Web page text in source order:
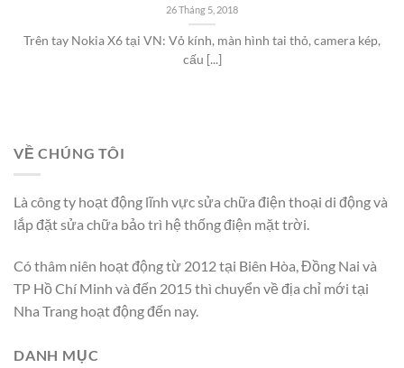
26 Tháng 5, 2018
Trên tay Nokia X6 tại VN: Vỏ kính, màn hình tai thỏ, camera kép,
cấu [...]
VỀ CHÚNG TÔI
Là công ty hoạt động lĩnh vực sửa chữa điện thoại di động và
lắp đặt sửa chữa bảo trì hệ thống điện mặt trời.
Có thâm niên hoạt động từ 2012 tại Biên Hòa, Đồng Nai và
TP Hồ Chí Minh và đến 2015 thì chuyển về địa chỉ mới tại
Nha Trang hoạt động đến nay.
DANH MỤC